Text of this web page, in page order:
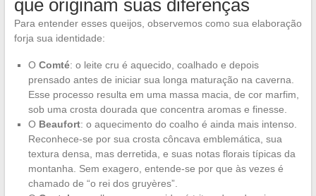
que originam suas diferenças
Para entender esses queijos, observemos como sua elaboração
forja sua identidade:
O Comté: o leite cru é aquecido, coalhado e depois
prensado antes de iniciar sua longa maturação na caverna.
Esse processo resulta em uma massa macia, de cor marfim,
sob uma crosta dourada que concentra aromas e finesse.
O Beaufort: o aquecimento do coalho é ainda mais intenso.
Reconhece-se por sua crosta côncava emblemática, sua
textura densa, mas derretida, e suas notas florais típicas da
montanha. Sem exagero, entende-se por que às vezes é
chamado de “o rei dos gruyères”.